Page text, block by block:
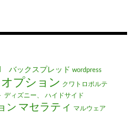
バックスプレッド wordpress
オプション クワトロポルテ
ディズニー、
ハイドサイド
ン マセラティ マルウェア